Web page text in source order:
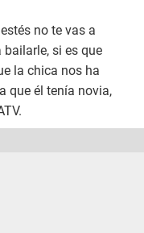
no te vas a
bailarle, si es que
la chica nos ha
que él tenía novia,